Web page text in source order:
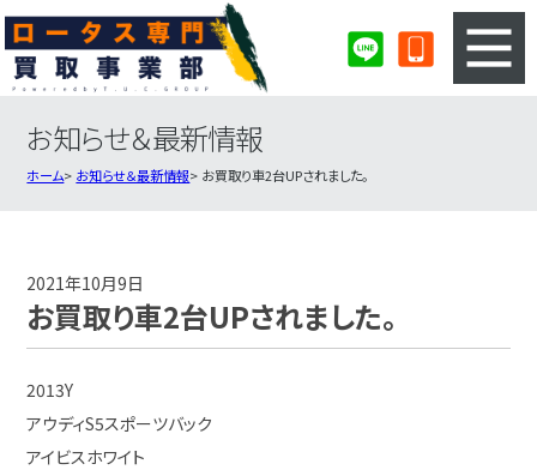
3ステップのカンタン査定
ロータス買取実績
お知らせ＆最新情報
ホーム お知らせ＆最新情報 お買取り車2台UPされました。
2021年10月9日
お買取り車2台UPされました。
2013Y
アウディS5スポーツバック
アイビスホワイト